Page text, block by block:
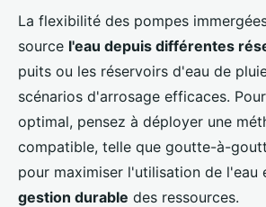
La flexibilité des pompes
source l'eau depuis différentes
puits ou les réservoirs d'eau de
scénarios d'arrosage efficaces.
optimal, pensez à déployer une
compatible, telle que goutte-à-
pour maximiser l'utilisation de l'eau
gestion durable des ressources.